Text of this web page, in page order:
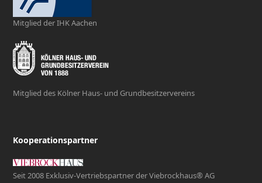
Mitglied der IHK Aachen
Mitglied des Kölner Haus- und Grundbesitzervereins
Kooperationspartner
Seit 2008 Exklusiv-Vertriebspartner der Viebrockhaus® AG